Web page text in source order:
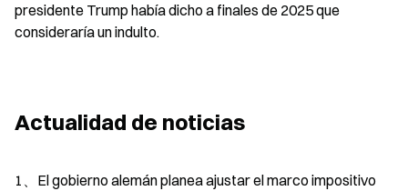
presidente Trump había dicho a finales de 2025 que
consideraría un indulto.
Actualidad de noticias
1、El gobierno alemán planea ajustar el marco impositivo